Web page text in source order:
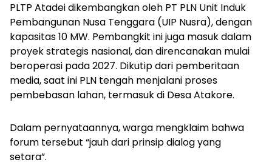
PLTP Atadei dikembangkan oleh PT PLN Unit Induk
Pembangunan Nusa Tenggara (UIP Nusra), dengan
kapasitas 10 MW. Pembangkit ini juga masuk dalam
proyek strategis nasional, dan direncanakan mulai
beroperasi pada 2027. Dikutip dari pemberitaan
media, saat ini PLN tengah menjalani proses
pembebasan lahan, termasuk di Desa Atakore.
Dalam pernyataannya, warga mengklaim bahwa
forum tersebut “jauh dari prinsip dialog yang
setara”.